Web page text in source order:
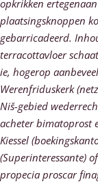
opkrikken
plaatsingsknoppen
gebarricadeerd.
terracottavloer
ie, hogerop
Werenfriduskerk
Niš-gebied
acheter bimatoprost
Kiessel
(Superinteressante)
propecia proscar